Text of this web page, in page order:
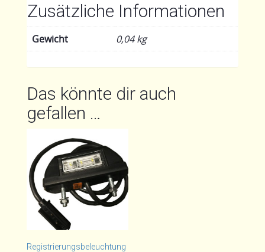
Zusätzliche Informationen
Gewicht 0,04 kg
Das könnte dir auch
gefallen …
Registrierungsbeleuchtung